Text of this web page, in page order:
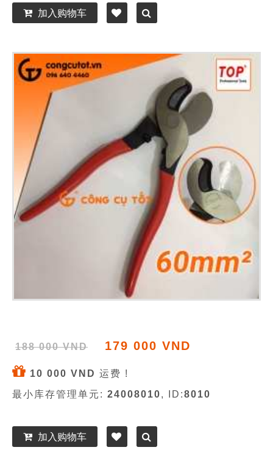
加入购物车
188 000 VND 179 000 VND
10 000 VND 运费 !
最小库存管理单元: 24008010, ID:8010
加入购物车